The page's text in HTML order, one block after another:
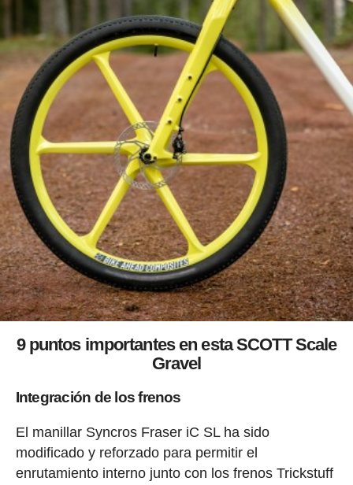
9 puntos importantes en esta SCOTT Scale
Gravel
Integración de los frenos
El manillar Syncros Fraser iC SL ha sido
modificado y reforzado para permitir el
enrutamiento interno junto con los frenos Trickstuff